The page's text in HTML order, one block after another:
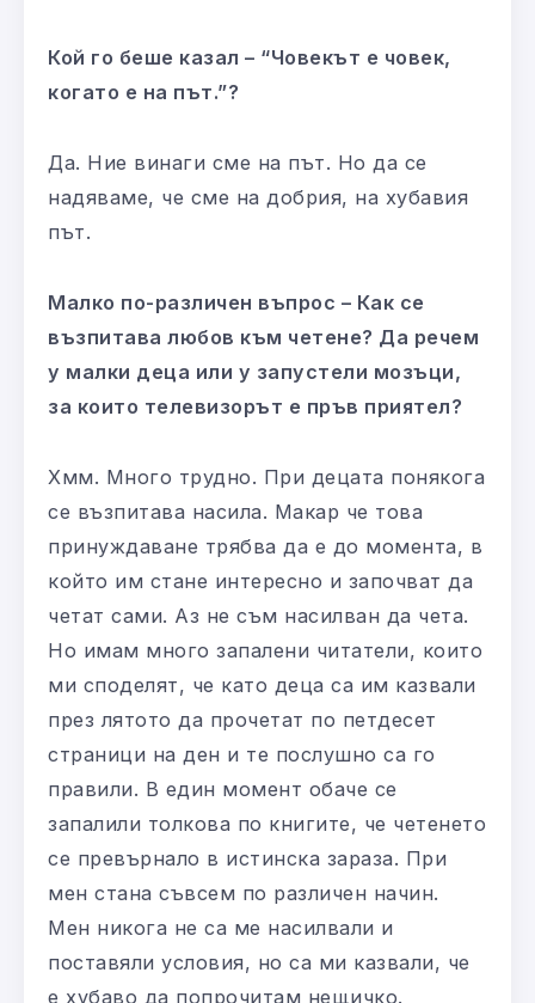
Кой го беше казал – “Човекът е човек,
когато е на път.”?
Да. Ние винаги сме на път. Но да се
надяваме, че сме на добрия, на хубавия
път.
Малко по-различен въпрос – Как се
възпитава любов към четене? Да речем
у малки деца или у запустели мозъци,
за които телевизорът е пръв приятел?
Хмм. Много трудно. При децата понякога
се възпитава насила. Макар че това
принуждаване трябва да е до момента, в
който им стане интересно и започват да
четат сами. Аз не съм насилван да чета.
Но имам много запалени читатели, които
ми споделят, че като деца са им казвали
през лятото да прочетат по петдесет
страници на ден и те послушно са го
правили. В един момент обаче се
запалили толкова по книгите, че четенето
се превърнало в истинска зараза. При
мен стана съвсем по различен начин.
Мен никога не са ме насилвали и
поставяли условия, но са ми казвали, че
е хубаво да попрочитам нещичко.